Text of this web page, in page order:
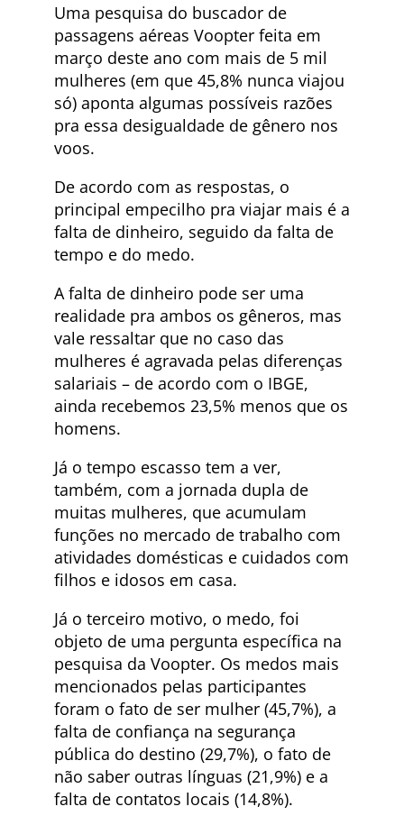
Uma pesquisa do buscador de
passagens aéreas Voopter feita em
março deste ano com mais de 5 mil
mulheres (em que 45,8% nunca viajou
só) aponta algumas possíveis razões
pra essa desigualdade de gênero nos
voos.
De acordo com as respostas, o
principal empecilho pra viajar mais é a
falta de dinheiro, seguido da falta de
tempo e do medo.
A falta de dinheiro pode ser uma
realidade pra ambos os gêneros, mas
vale ressaltar que no caso das
mulheres é agravada pelas diferenças
salariais – de acordo com o IBGE,
ainda recebemos 23,5% menos que os
homens.
Já o tempo escasso tem a ver,
também, com a jornada dupla de
muitas mulheres, que acumulam
funções no mercado de trabalho com
atividades domésticas e cuidados com
filhos e idosos em casa.
Já o terceiro motivo, o medo, foi
objeto de uma pergunta específica na
pesquisa da Voopter. Os medos mais
mencionados pelas participantes
foram o fato de ser mulher (45,7%), a
falta de confiança na segurança
pública do destino (29,7%), o fato de
não saber outras línguas (21,9%) e a
falta de contatos locais (14,8%).